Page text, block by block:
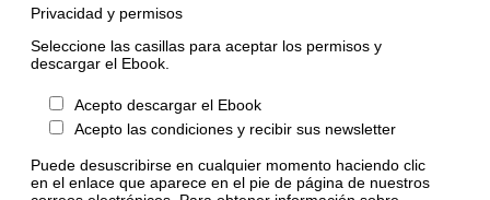
Privacidad y permisos
Seleccione las casillas para aceptar los permisos y
descargar el Ebook.
Acepto descargar el Ebook
Acepto las condiciones y recibir sus newsletter
Puede desuscribirse en cualquier momento haciendo clic
en el enlace que aparece en el pie de página de nuestros